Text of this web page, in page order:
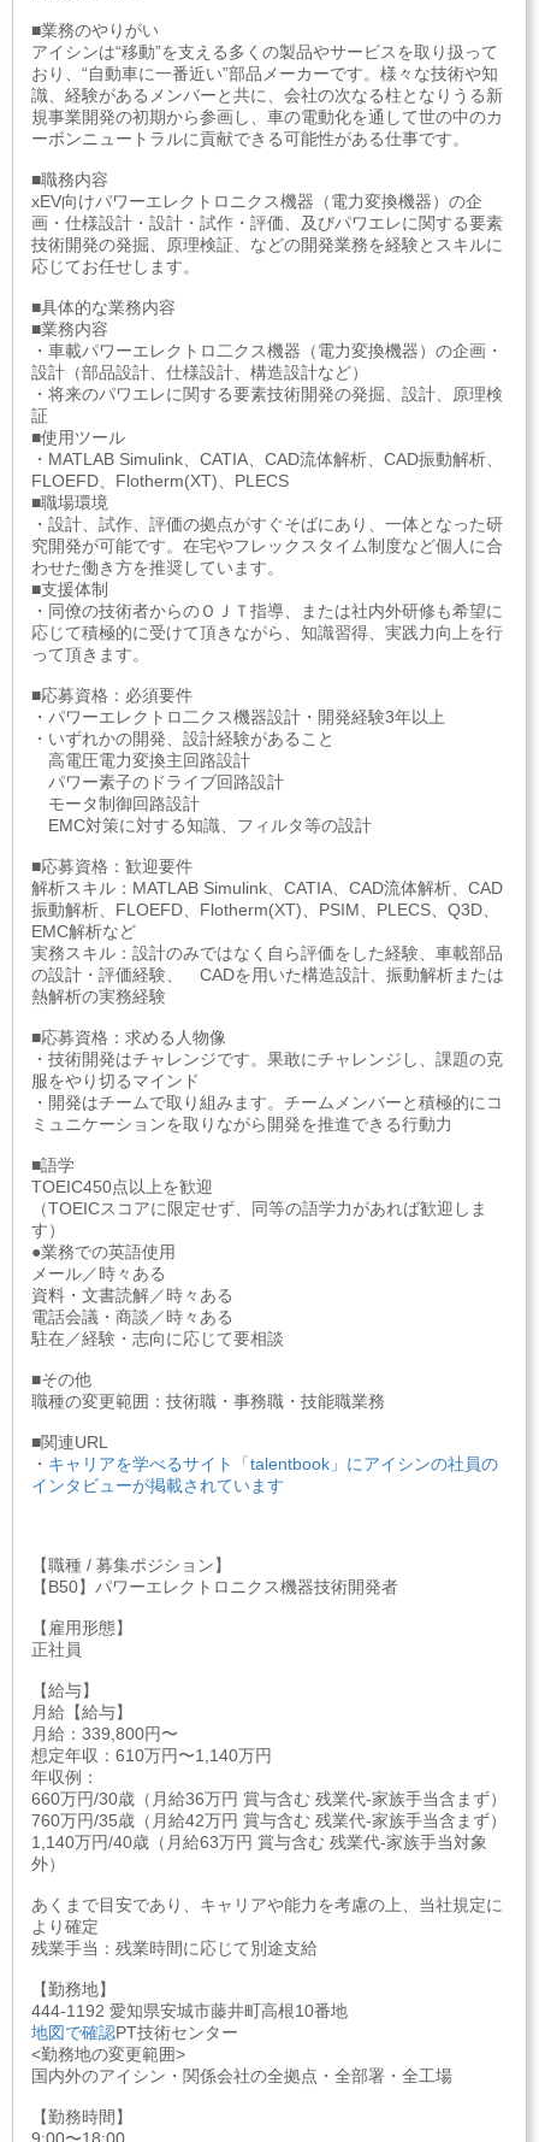
■業務のやりがい
アイシンは“移動”を支える多くの製品やサービスを取り扱って
おり、“自動車に一番近い”部品メーカーです。様々な技術や知
識、経験があるメンバーと共に、会社の次なる柱となりうる新
規事業開発の初期から参画し、車の電動化を通して世の中のカ
ーボンニュートラルに貢献できる可能性がある仕事です。
■職務内容
xEV向けパワーエレクトロニクス機器（電力変換機器）の企
画・仕様設計・設計・試作・評価、及びパワエレに関する要素
技術開発の発掘、原理検証、などの開発業務を経験とスキルに
応じてお任せします。
■具体的な業務内容
■業務内容
・車載パワーエレクトロ二クス機器（電力変換機器）の企画・
設計（部品設計、仕様設計、構造設計など）
・将来のパワエレに関する要素技術開発の発掘、設計、原理検
証
■使用ツール
・MATLAB Simulink、CATIA、CAD流体解析、CAD振動解析、
FLOEFD、Flotherm(XT)、PLECS
■職場環境
・設計、試作、評価の拠点がすぐそばにあり、一体となった研
究開発が可能です。在宅やフレックスタイム制度など個人に合
わせた働き方を推奨しています。
■支援体制
・同僚の技術者からのＯＪＴ指導、または社内外研修も希望に
応じて積極的に受けて頂きながら、知識習得、実践力向上を行
って頂きます。
■応募資格：必須要件
・パワーエレクトロ二クス機器設計・開発経験3年以上
・いずれかの開発、設計経験があること
高電圧電力変換主回路設計
パワー素子のドライブ回路設計
モータ制御回路設計
EMC対策に対する知識、フィルタ等の設計
■応募資格：歓迎要件
解析スキル：MATLAB Simulink、CATIA、CAD流体解析、CAD
振動解析、FLOEFD、Flotherm(XT)、PSIM、PLECS、Q3D、
EMC解析など
実務スキル：設計のみではなく自ら評価をした経験、車載部品
の設計・評価経験、 CADを用いた構造設計、振動解析または
熱解析の実務経験
■応募資格：求める人物像
・技術開発はチャレンジです。果敢にチャレンジし、課題の克
服をやり切るマインド
・開発はチームで取り組みます。チームメンバーと積極的にコ
ミュニケーションを取りながら開発を推進できる行動力
■語学
TOEIC450点以上を歓迎
（TOEICスコアに限定せず、同等の語学力があれば歓迎しま
す）
●業務での英語使用
メール／時々ある
資料・文書読解／時々ある
電話会議・商談／時々ある
駐在／経験・志向に応じて要相談
■その他
職種の変更範囲：技術職・事務職・技能職業務
■関連URL
・ キャリアを学べるサイト「talentbook」にアイシンの社員の
インタビューが掲載されています
【職種 / 募集ポジション】
【B50】パワーエレクトロニクス機器技術開発者
【雇用形態】
正社員
【給与】
月給【給与】
月給：339,800円〜
想定年収：610万円〜1,140万円
年収例：
660万円/30歳（月給36万円 賞与含む 残業代-家族手当含まず）
760万円/35歳（月給42万円 賞与含む 残業代-家族手当含まず）
1,140万円/40歳（月給63万円 賞与含む 残業代-家族手当対象
外）
あくまで目安であり、キャリアや能力を考慮の上、当社規定に
より確定
残業手当：残業時間に応じて別途支給
【勤務地】
444-1192 愛知県安城市藤井町高根10番地
地図で確認PT技術センター
<勤務地の変更範囲>
国内外のアイシン・関係会社の全拠点・全部署・全工場
【勤務時間】